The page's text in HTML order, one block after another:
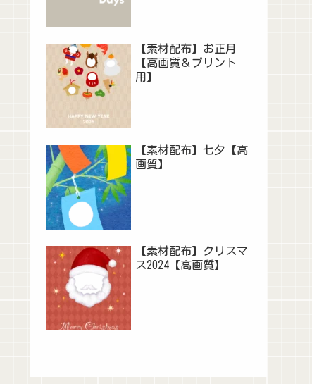
【素材配布】お正月
【高画質＆プリント
用】
【素材配布】七夕【高
画質】
【素材配布】クリスマ
ス2024【高画質】